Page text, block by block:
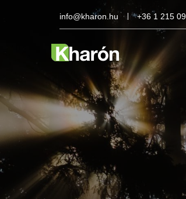
info@kharon.hu +36 1 215